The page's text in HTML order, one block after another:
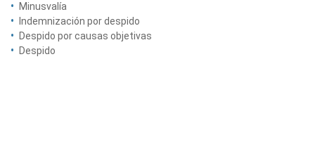
Minusvalía
Indemnización por despido
Despido por causas objetivas
Despido